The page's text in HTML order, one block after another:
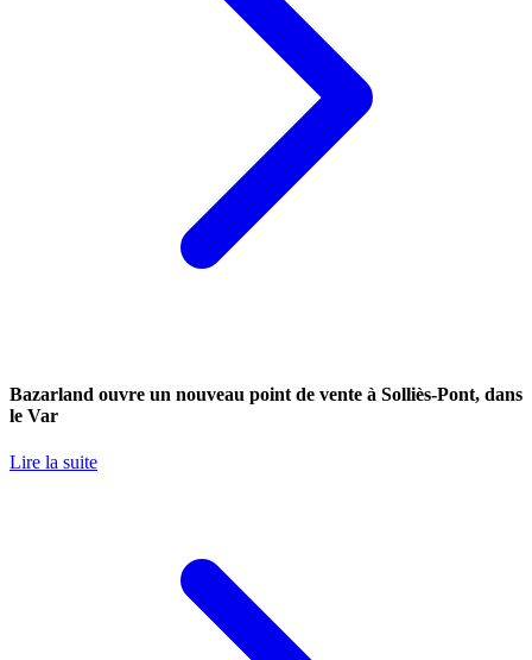
Bazarland ouvre un nouveau point de vente à Solliès-Pont, dans
le Var
Lire la suite